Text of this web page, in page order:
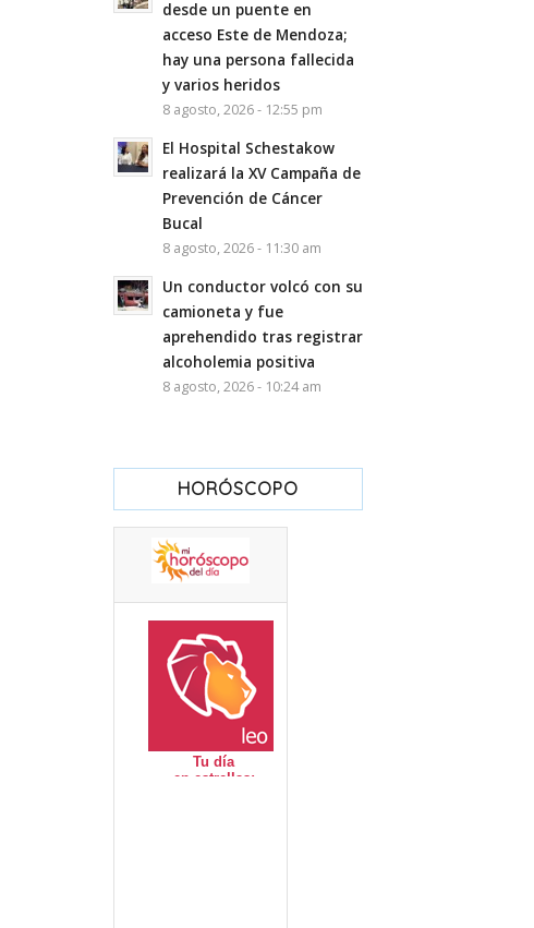
desde un puente en
acceso Este de Mendoza;
hay una persona fallecida
y varios heridos
8 agosto, 2026 - 12:55 pm
El Hospital Schestakow
realizará la XV Campaña de
Prevención de Cáncer
Bucal
8 agosto, 2026 - 11:30 am
Un conductor volcó con su
camioneta y fue
aprehendido tras registrar
alcoholemia positiva
8 agosto, 2026 - 10:24 am
HORÓSCOPO